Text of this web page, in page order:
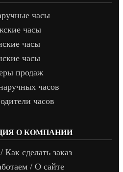
часы
часы
часы
часы
продаж
часов
часов
О КОМПАНИИ
сделать заказ
/ О сайте